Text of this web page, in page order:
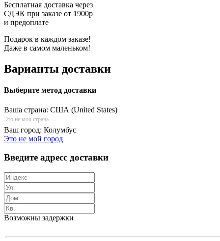
Бесплатная доставка через
СДЭК при заказе от 1900р
и предоплате
Подарок в каждом заказе!
Даже в самом маленьком!
Варианты доставки
Выберите метод доставки
Ваша страна: США (United States)
Это не моя страна
Ваш город: Колумбус
Это не мой город
Введите адресс доставки
Возможны задержки